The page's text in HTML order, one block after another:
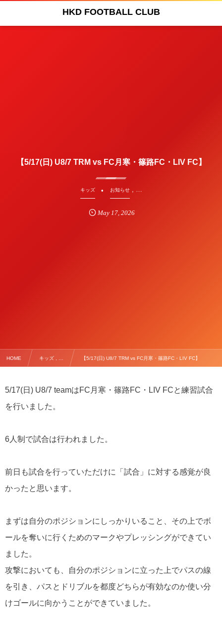
HKD FOOTBALL CLUB
【5/17(日) U8/7 TRM vs FC月寒・篠路FC・LIV FC】
キッズ お知らせ, …
May 17,2026
HOME キッズ , … 【5/17(日) U8/7 TRM vs FC月寒・篠路FC・LIV FC】
5/17(日) U8/7 teamはFC月寒・篠路FC・LIV FCと練習試合
を行いました。
6人制で試合は行われました。
前日も試合を行っていただけに「試合」に対する感覚が良
かったと思います。
まずは自分のポジションにしっかりいること、その上でボ
ールを奪いに行くためのマークやプレッシングができてい
ました。
攻撃においても、自分のポジションに立った上でパスの線
を引き、パスとドリブルを都度どちらが有効なのか使い分
けゴールに向かうことができていました。